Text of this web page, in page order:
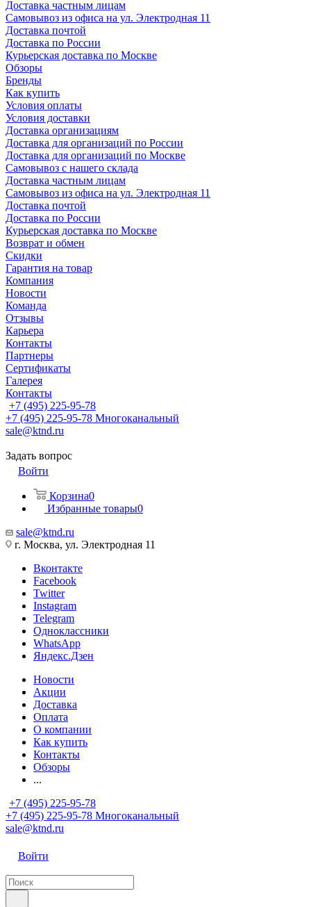
Доставка частным лицам
Самовывоз из офиса на ул. Электродная 11
Доставка почтой
Доставка по России
Курьерская доставка по Москве
Обзоры
Бренды
Как купить
Условия оплаты
Условия доставки
Доставка организациям
Доставка для организаций по России
Доставка для организаций по Москве
Самовывоз с нашего склада
Доставка частным лицам
Самовывоз из офиса на ул. Электродная 11
Доставка почтой
Доставка по России
Курьерская доставка по Москве
Возврат и обмен
Скидки
Гарантия на товар
Компания
Новости
Команда
Отзывы
Карьера
Контакты
Партнеры
Сертификаты
Галерея
Контакты
+7 (495) 225-95-78
+7 (495) 225-95-78 Многоканальный
sale@ktnd.ru
Задать вопрос
Войти
Корзина0
Избранные товары0
sale@ktnd.ru
г. Москва, ул. Электродная 11
Вконтакте
Facebook
Twitter
Instagram
Telegram
Одноклассники
WhatsApp
Яндекс.Дзен
Новости
Акции
Доставка
Оплата
О компании
Как купить
Контакты
Обзоры
...
+7 (495) 225-95-78
+7 (495) 225-95-78 Многоканальный
sale@ktnd.ru
Войти